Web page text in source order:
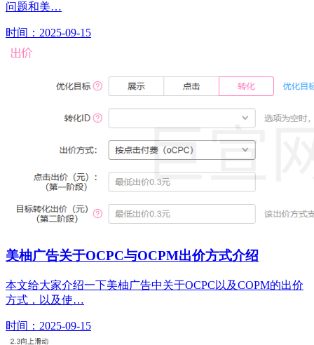
问题和美…
时间：2025-09-15
美柚广告关于OCPC与OCPM出价方式介绍
本文给大家介绍一下美柚广告中关于OCPC以及COPM的出价
方式，以及使…
时间：2025-09-15